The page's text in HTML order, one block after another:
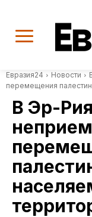
Евразия24 Новости
перемещения
В Эр-